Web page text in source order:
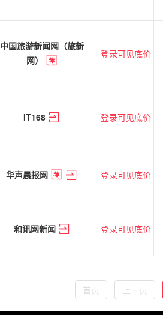
中国旅游新闻网（旅新
网）
登录可见底价
IT168 登录可见底价
华声晨报网 登录可见底价
和讯网新闻 登录可见底价
首页 上一页